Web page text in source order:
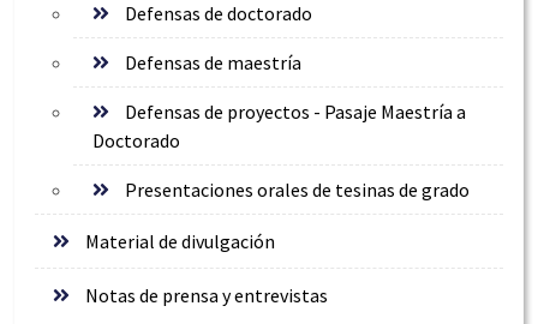
Defensas de doctorado
Defensas de maestría
Defensas de proyectos - Pasaje Maestría a
Doctorado
Presentaciones orales de tesinas de grado
Material de divulgación
Notas de prensa y entrevistas